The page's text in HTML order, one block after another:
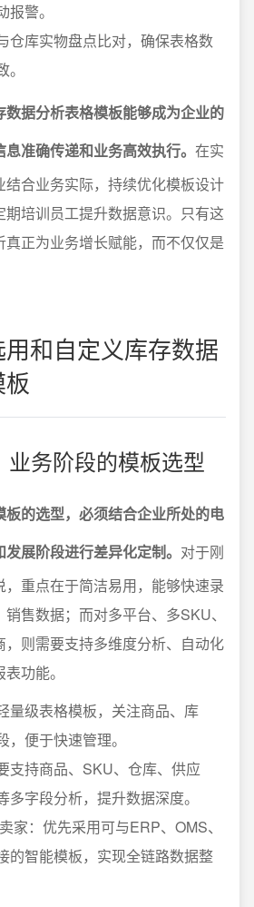
警。
仓库实物盘点比对，确保表格数
据分析表格模板能够成为企业的
准确传递和业务高效执行。 在实
结合业务实际，持续优化模板设计
培训员工提升数据意识。只有这
正为业务增长赋能，而不仅仅是
和自定义库存数据
业务阶段的模板选型
板的选型，必须结合企业所处的电
展阶段进行差异化定制。 对于刚
重点在于简洁易用，能够快速录
售数据；而对多平台、多SKU、
，则需要支持多维度分析、自动化
功能。
量级表格模板，关注商品、库
便于快速管理。
支持商品、SKU、仓库、供应
多字段分析，提升数据深度。
家：优先采用可与ERP、OMS、
的智能模板，实现全链路数据整